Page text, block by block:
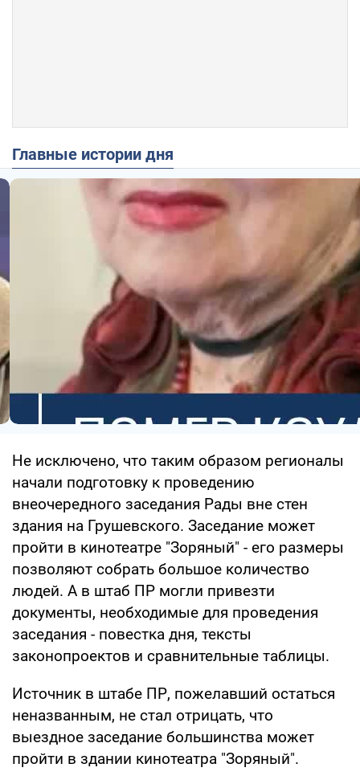
Главные истории дня
Не исключено, что таким образом регионалы
начали подготовку к проведению
внеочередного заседания Рады вне стен
здания на Грушевского. Заседание может
пройти в кинотеатре "Зоряный" - его размеры
позволяют собрать большое количество
людей. А в штаб ПР могли привезти
документы, необходимые для проведения
заседания - повестка дня, тексты
законопроектов и сравнительные таблицы.
Источник в штабе ПР, пожелавший остаться
неназванным, не стал отрицать, что
выездное заседание большинства может
пройти в здании кинотеатра "Зоряный".